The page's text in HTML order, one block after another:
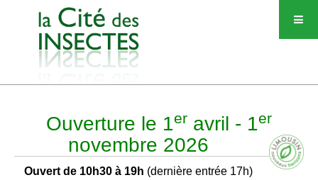
Ouverture le 1er avril - 1er
novembre 2026
Ouvert de 10h30 à 19h (dernière entrée 17h)